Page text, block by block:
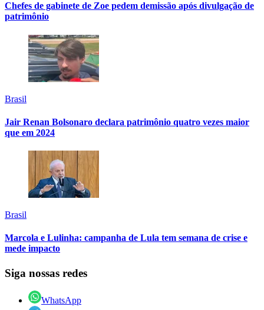
Chefes de gabinete de Zoe pedem demissão após divulgação de
patrimônio
Brasil
Jair Renan Bolsonaro declara patrimônio quatro vezes maior
que em 2024
Brasil
Marcola e Lulinha: campanha de Lula tem semana de crise e
mede impacto
Siga nossas redes
WhatsApp